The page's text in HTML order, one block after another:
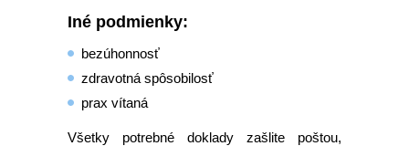
Iné podmienky:
bezúhonnosť
zdravotná spôsobilosť
prax vítaná
Všetky potrebné doklady zašlite poštou,